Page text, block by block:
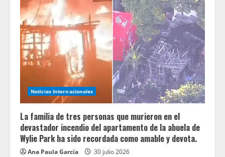
Noticias Internacionales
La familia de tres personas que murieron en el
devastador incendio del apartamento de la abuela de
Wylie Park ha sido recordada como amable y devota.
Ana Paula García 30 julio 2026